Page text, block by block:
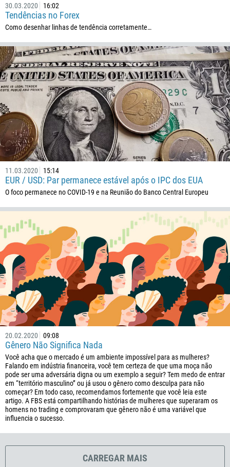
30.03.2020 16:02
Tendências no Forex
Como desenhar linhas de tendência corretamente…
11.03.2020 15:14
EUR / USD: Par permanece estável após o IPC dos EUA
O foco permanece no COVID-19 e na Reunião do Banco Central Europeu
20.02.2020 09:08
Gênero Não Significa Nada
Você acha que o mercado é um ambiente impossível para as mulheres?
Falando em indústria financeira, você tem certeza de que uma moça não
pode ser uma adversária digna ou um exemplo a seguir? Tem medo de entrar
em “território masculino” ou já usou o gênero como desculpa para não
começar? Em todo caso, recomendamos fortemente que você leia este
artigo. A FBS está compartilhando histórias de mulheres que superaram os
homens no trading e comprovaram que gênero não é uma variável que
influencia o sucesso.
CARREGAR MAIS
1
238
236
235
56
86
61
61
57
269
242
243
682
225
385
53
420
45
253
1767
1809
593
20
503